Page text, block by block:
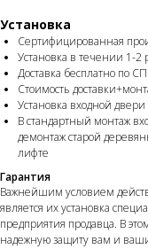
Установка
Сертифицированная
Установка в течении 1-2
Доставка бесплатно по
Стоимость
Установка входной
В стандартный монтаж
демонтаж старой
лифте
Гарантия
Важнейшим условием
является их установка
предприятия продавца. В
надежную защиту вам и